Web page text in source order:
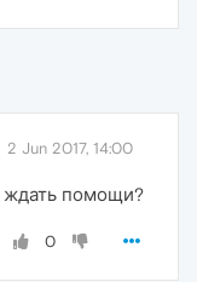
2 Jun 2017, 14:00
помощи?
0